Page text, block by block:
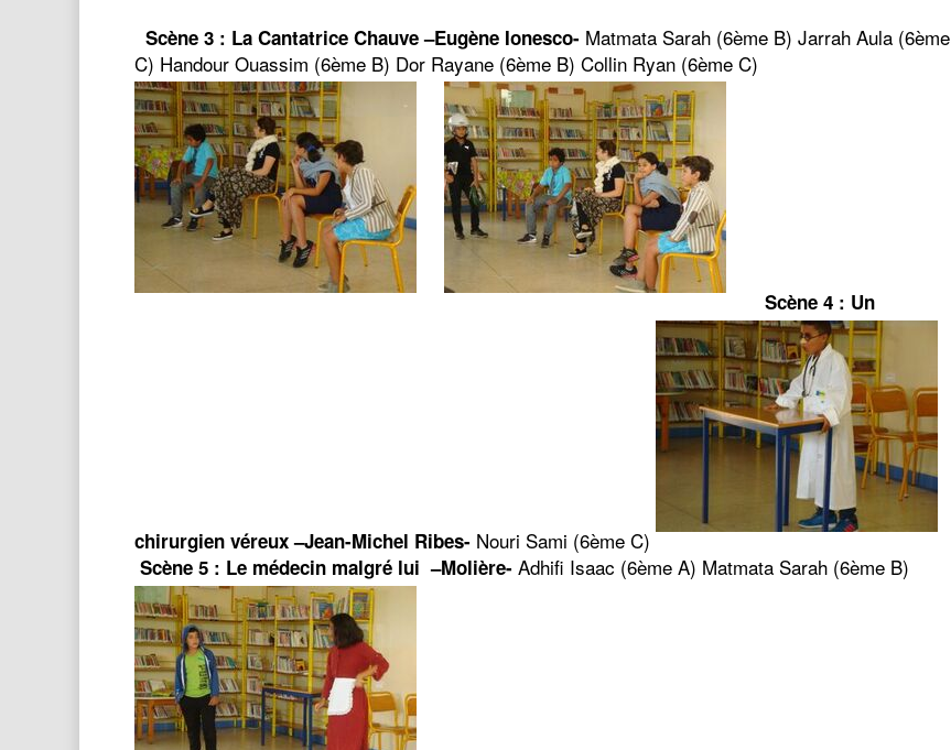
Scène 3 : La Cantatrice Chauve –Eugène Ionesco- Matmata Sarah (6ème B) Jarrah Aula (6ème
C) Handour Ouassim (6ème B) Dor Rayane (6ème B) Collin Ryan (6ème C)
Scène 4 : Un
chirurgien véreux –Jean-Michel Ribes- Nouri Sami (6ème C)
Scène 5 : Le médecin malgré lui –Molière- Adhifi Isaac (6ème A) Matmata Sarah (6ème B)